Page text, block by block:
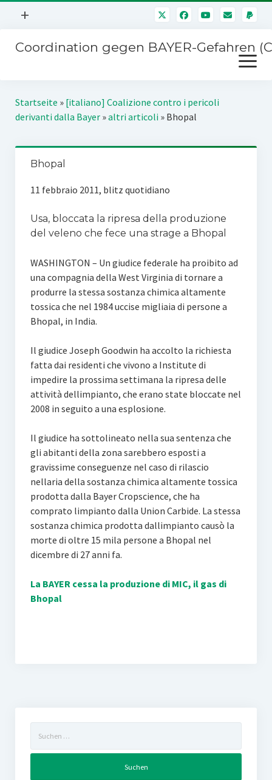
Menü
+
Mitmachen
Über uns
Impressum
Coordination gegen BAYER-Gefahren
Menü
öffnen
Kampagnen
Startseite » [italiano] Coalizione contro i pericoli
derivanti dalla Bayer»altri articoli » Bhopal
Bhopal
11 febbraio 2011, blitz quotidiano
Usa, bloccata la ripresa della produzione
del veleno che fece una strage a Bhopal
WASHINGTON – Un giudice federale ha proibito ad
una compagnia della West Virginia di tornare a
produrre la stessa sostanza chimica altamente
tossica che nel 1984 uccise migliaia di persone a
Bhopal, in India.
Il giudice Joseph Goodwin ha accolto la richiesta
fatta dai residenti che vivono a Institute di
impedire la prossima settimana la ripresa delle
attività dellimpianto, che erano state bloccate nel
2008 in seguito a una esplosione.
Il giudice ha sottolineato nella sua sentenza che
gli abitanti della zona sarebbero esposti a
gravissime conseguenze nel caso di rilascio
nellaria della sostanza chimica altamente tossica
prodotta dalla Bayer Cropscience, che ha
comprato limpianto dalla Union Carbide. La stessa
sostanza chimica prodotta dallimpianto causò la
morte di oltre 15 mila persone a Bhopal nel
dicembre di 27 anni fa.
La BAYER cessa la produzione di MIC, il gas di
Bhopal
nach: